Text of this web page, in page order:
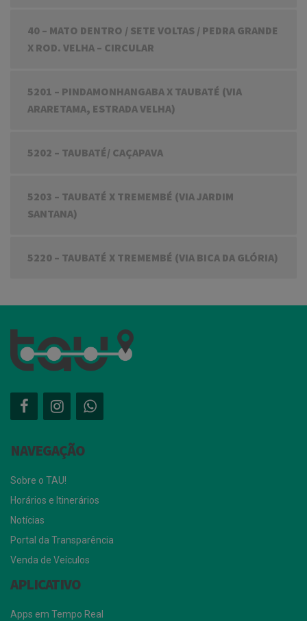
40 – MATO DENTRO / SETE VOLTAS / PEDRA GRANDE
X ROD. VELHA – CIRCULAR
5201 – PINDAMONHANGABA X TAUBATÉ (VIA
ARARETAMA, ESTRADA VELHA)
5202 – TAUBATÉ/ CAÇAPAVA
5203 – TAUBATÉ X TREMEMBÉ (VIA JARDIM
SANTANA)
5220 – TAUBATÉ X TREMEMBÉ (VIA BICA DA GLÓRIA)
NAVEGAÇÃO
Sobre o TAU!
Horários e Itinerários
Notícias
Portal da Transparência
Venda de Veículos
APLICATIVO
Apps em Tempo Real